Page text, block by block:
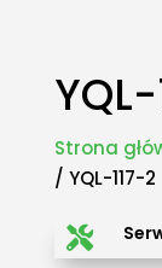
Strona
/ YQL-117-2
